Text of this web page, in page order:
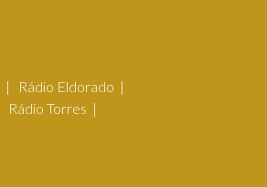
Rádio Eldorado
Rádio Torres